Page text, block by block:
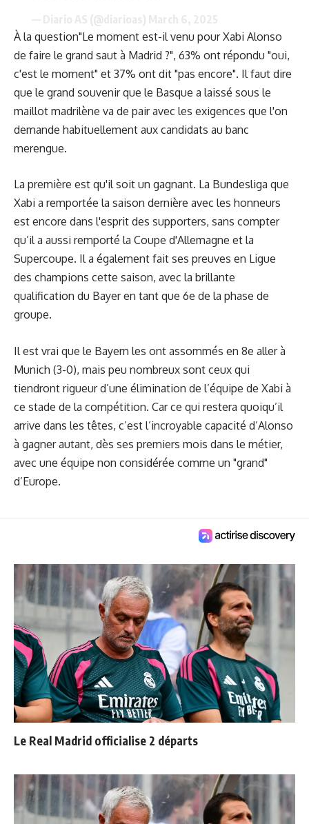
À la question"Le moment est-il venu pour Xabi Alonso
de faire le grand saut à Madrid ?", 63% ont répondu "oui,
c'est le moment" et 37% ont dit "pas encore". Il faut dire
que le grand souvenir que le Basque a laissé sous le
maillot madrilène va de pair avec les exigences que l'on
demande habituellement aux candidats au banc
merengue.
La première est qu'il soit un gagnant. La Bundesliga que
Xabi a remportée la saison dernière avec les honneurs
est encore dans l'esprit des supporters, sans compter
qu’il a aussi remporté la Coupe d'Allemagne et la
Supercoupe. Il a également fait ses preuves en Ligue
des champions cette saison, avec la brillante
qualification du Bayer en tant que 6e de la phase de
groupe.
Il est vrai que le Bayern les ont assommés en 8e aller à
Munich (3-0), mais peu nombreux sont ceux qui
tiendront rigueur d’une élimination de l’équipe de Xabi à
ce stade de la compétition. Car ce qui restera quoiqu’il
arrive dans les têtes, c’est l’incroyable capacité d’Alonso
à gagner autant, dès ses premiers mois dans le métier,
avec une équipe non considérée comme un "grand"
d’Europe.
Le Real Madrid officialise 2 départs